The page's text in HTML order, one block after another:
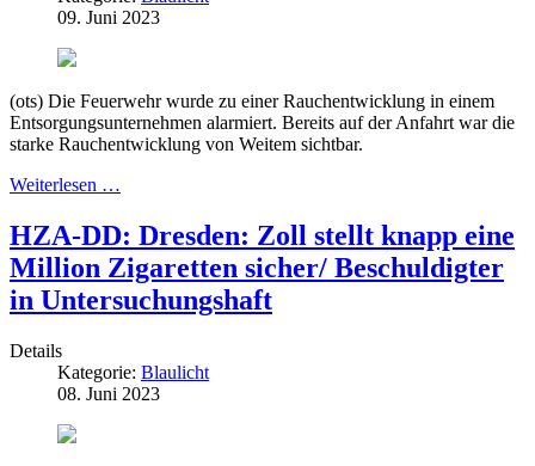
09. Juni 2023
(ots) Die Feuerwehr wurde zu einer Rauchentwicklung in einem
Entsorgungsunternehmen alarmiert. Bereits auf der Anfahrt war die
starke Rauchentwicklung von Weitem sichtbar.
Weiterlesen …
HZA-DD: Dresden: Zoll stellt knapp eine
Million Zigaretten sicher/ Beschuldigter
in Untersuchungshaft
Details
Kategorie: Blaulicht
08. Juni 2023